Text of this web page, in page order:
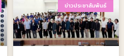
ข่าวประชาสัมพันธ์